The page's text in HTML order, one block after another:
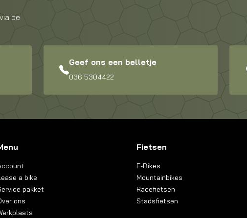
de
Geef ons een belletje
036 5304422
a bike
pakket
ons
Fietsen
E-Bikes
Mountainbikes
Racefietsen
Stadsfietsen